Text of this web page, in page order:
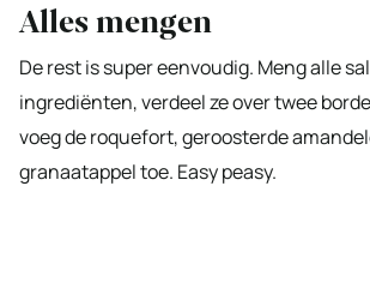
Alles mengen
De rest is super eenvoudig. Meng alle
ingrediënten, verdeel ze over twee
voeg de roquefort, geroosterde
granaatappel toe. Easy peasy.